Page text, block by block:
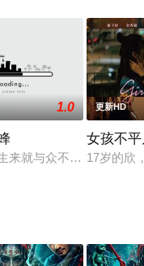
心、恒心以及激情的故
1.0
来就与众不同，她对自
更新HD
女孩不
17岁的欣